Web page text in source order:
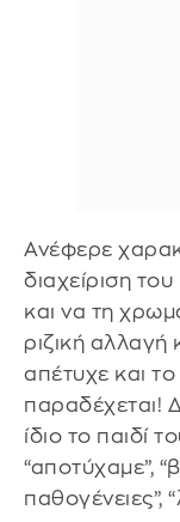
Ανέφερε
διαχείριση
και να τη
ριζική αλλαγή
απέτυχε και
παραδέχεται!
ίδιο το παιδί
“αποτύχαμε”,
παθογένειες”,